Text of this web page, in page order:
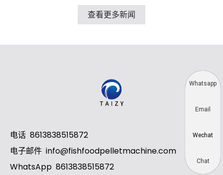
查看更多新闻
电话 8613838515872
电子邮件 info@fishfoodpelletmachine.com
WhatsApp 8613838515872
Whatsapp
Email
Wechat
Chat